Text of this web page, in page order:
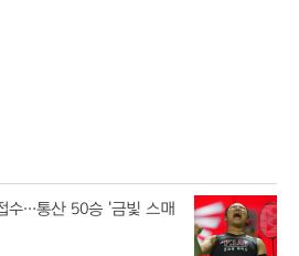
수…통산 50승 '금빛 스매